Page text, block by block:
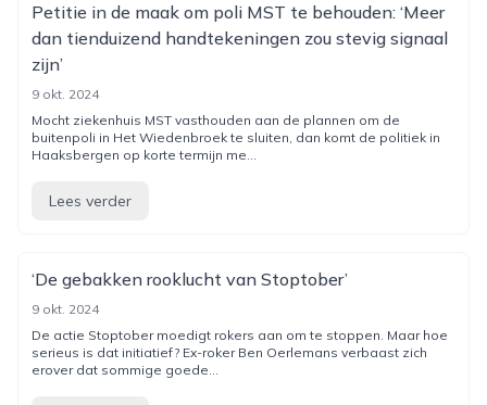
Petitie in de maak om poli MST te behouden: ‘Meer
dan tienduizend handtekeningen zou stevig signaal
zijn’
9 okt. 2024
Mocht ziekenhuis MST vasthouden aan de plannen om de
buitenpoli in Het Wiedenbroek te sluiten, dan komt de politiek in
Haaksbergen op korte termijn me...
Lees verder
‘De gebakken rooklucht van Stoptober’
9 okt. 2024
De actie Stoptober moedigt rokers aan om te stoppen. Maar hoe
serieus is dat initiatief? Ex-roker Ben Oerlemans verbaast zich
erover dat sommige goede...